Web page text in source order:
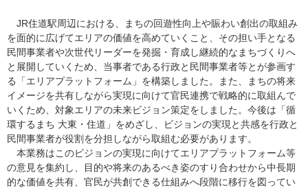
JR住道駅周辺における、まちの回遊性向上や賑わい創出の取組み
を面的に広げてエリアの価値を高めていくこと、その担い手となる
民間事業者や次世代リーダーを発掘・育成し継続的なまちづくりへ
と展開していくため、当事者である行政と民間事業者等とが参画す
る「エリアプラットフォーム」を構築しました。また、まちの将来
イメージを共有しながら実現に向けて官民連携で戦略的に取組んで
いくため、対象エリアの未来ビジョン策定をしました。今後は「循
環するまち 大東・住道」をめざし、ビジョンの実現と共感を行政と
民間事業者が役割を分担しながら取組む必要があります。
本業務はこのビジョンの実現に向けてエリアプラットフォーム等
の意見を集約し、目的や将来のあるべき姿のすり合わせから中長期
的な価値を共有、官民が共創できる仕組みへ段階に移行を図ってい